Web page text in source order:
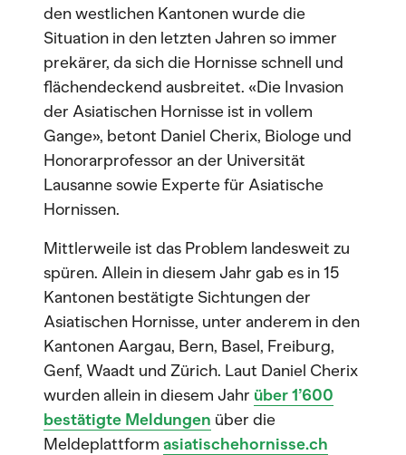
den westlichen Kantonen wurde die
Situation in den letzten Jahren so immer
prekärer, da sich die Hornisse schnell und
flächendeckend ausbreitet. «Die Invasion
der Asiatischen Hornisse ist in vollem
Gange», betont Daniel Cherix, Biologe und
Honorarprofessor an der Universität
Lausanne sowie Experte für Asiatische
Hornissen.
Mittlerweile ist das Problem landesweit zu
spüren. Allein in diesem Jahr gab es in 15
Kantonen bestätigte Sichtungen der
Asiatischen Hornisse, unter anderem in den
Kantonen Aargau, Bern, Basel, Freiburg,
Genf, Waadt und Zürich. Laut Daniel Cherix
wurden allein in diesem Jahr über 1’600
bestätigte Meldungen über die
Meldeplattform asiatischehornisse.ch